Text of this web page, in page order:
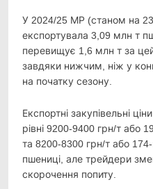
У 2024/25 МР (станом на
експортувала 3,09 млн т
перевищує 1,6 млн т за
завдяки нижчим, ніж у
на початку сезону.
Експортні закупівельні
рівні 9200-9400 грн/т або
та 8200-8300 грн/т або
пшениці, але трейдери
скорочення попиту.